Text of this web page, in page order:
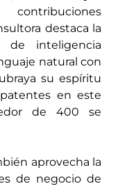
destaca la
de inteligencia
natural con
su espíritu
en este
de 400 se
aprovecha la
de negocio de